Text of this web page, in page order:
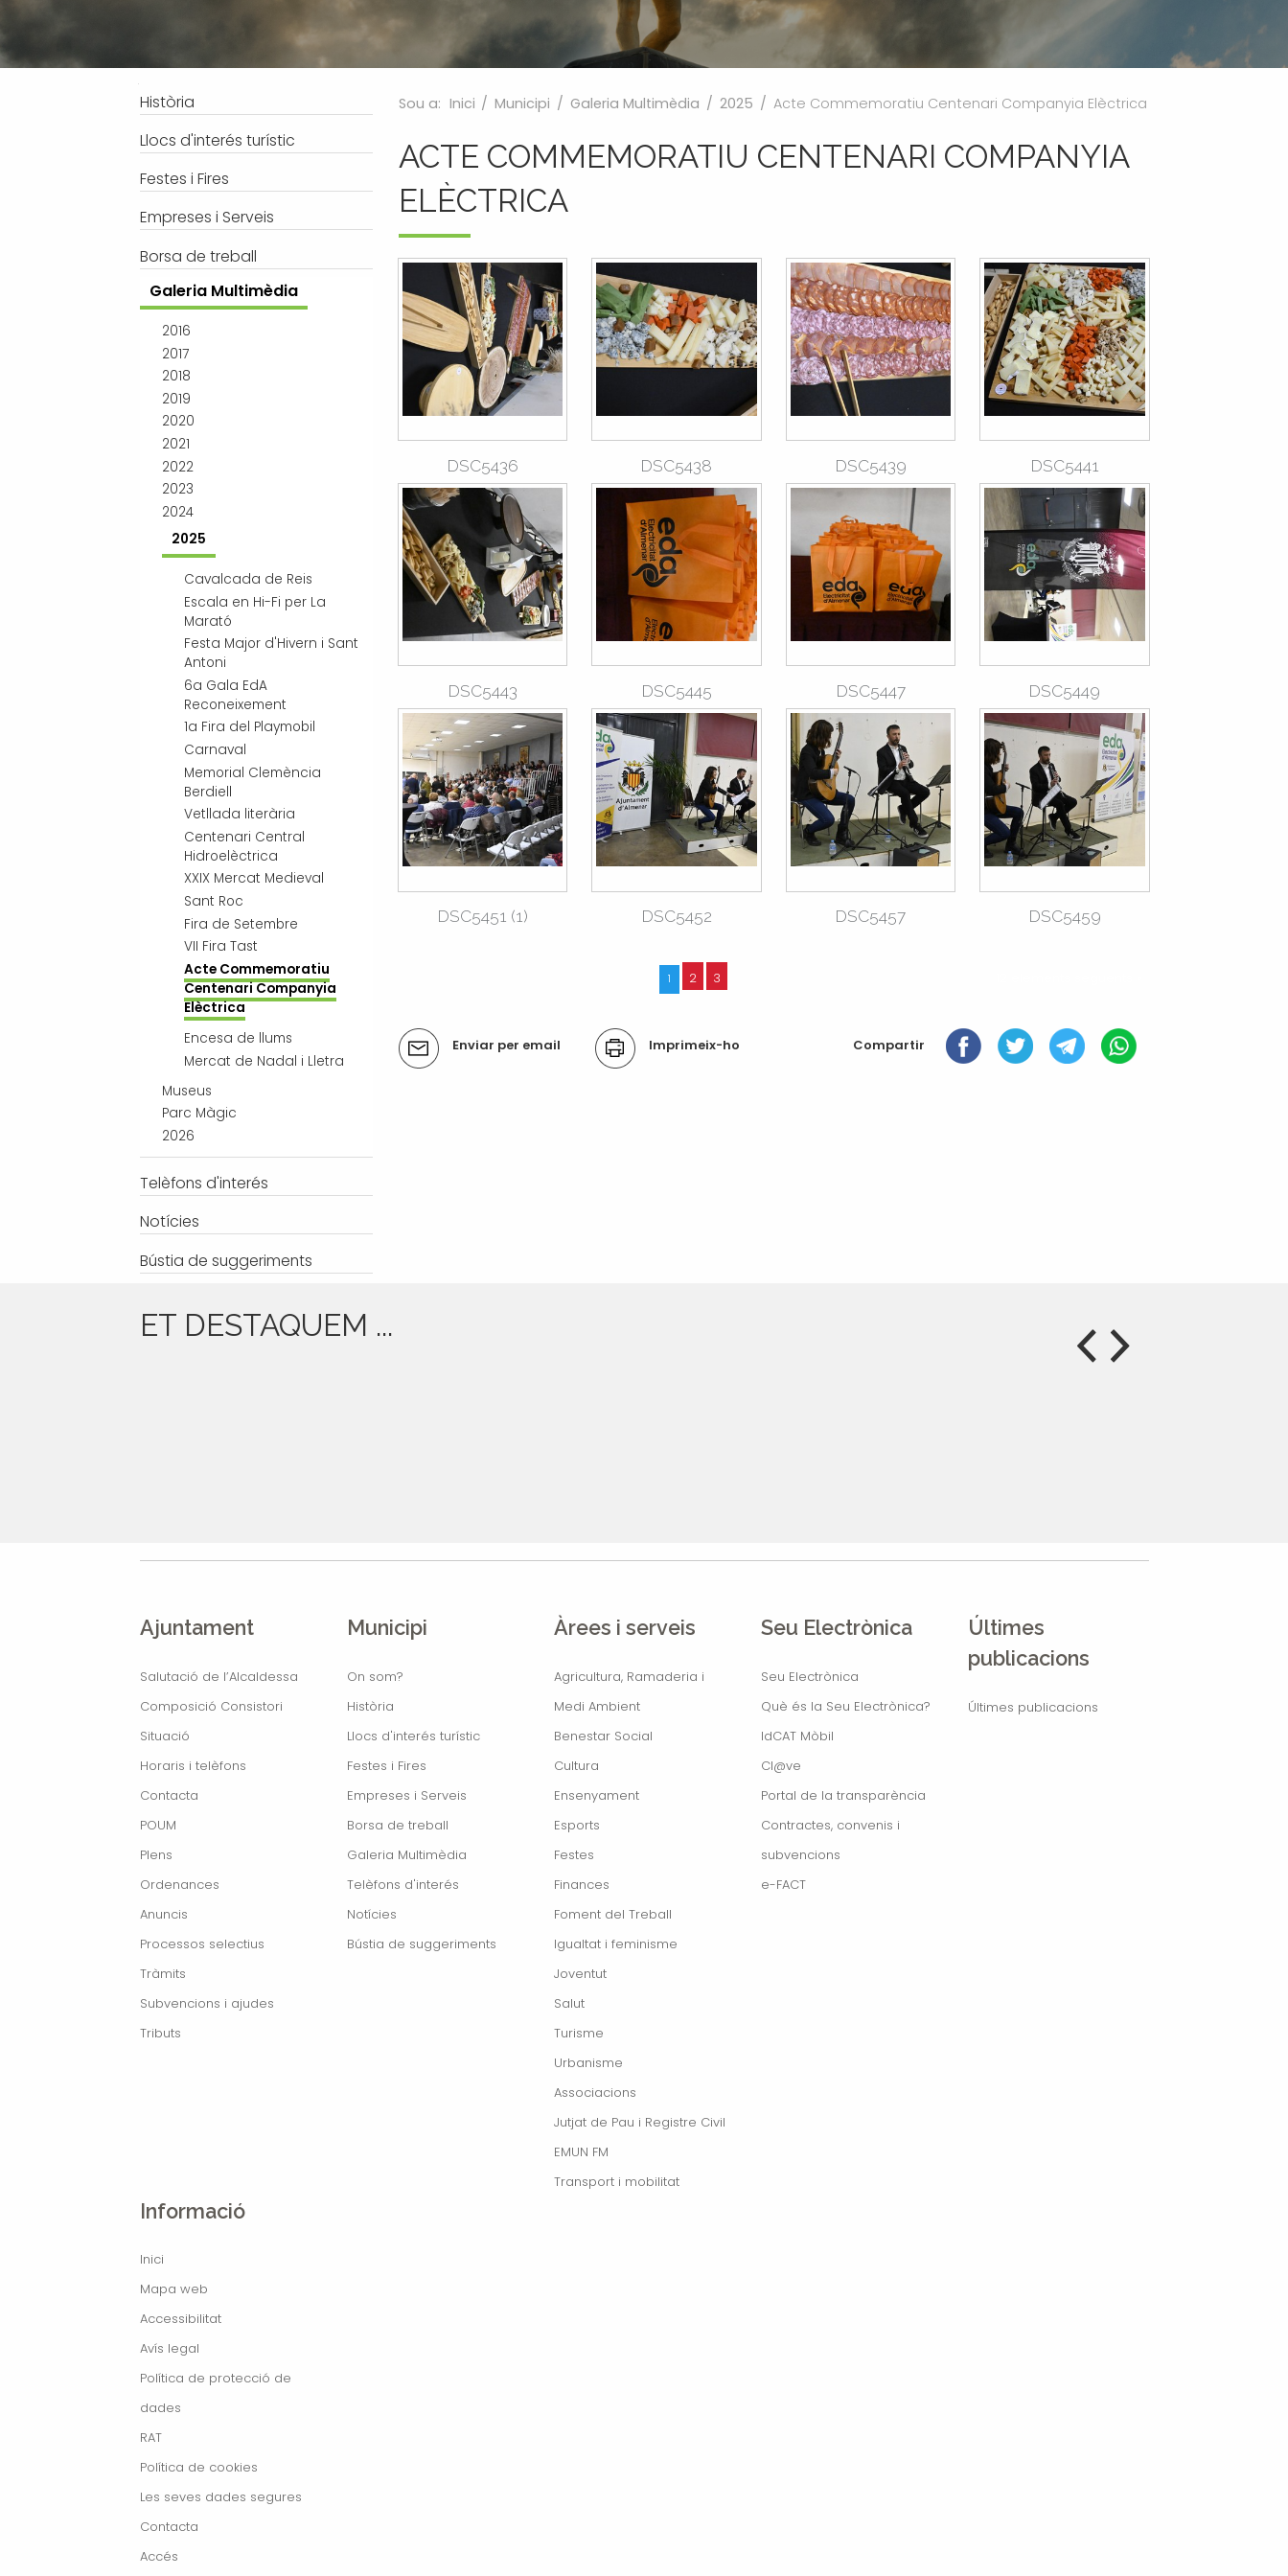
Processos selectius
Bústia de suggeriments
Salut
Jutjat de Pau i Registre Civil
Navegació
Història
Llocs d'interés turístic
Festes i Fires
Empreses i Serveis
Borsa de treball
Galeria Multimèdia
2016
2017
2018
2019
2020
2021
2022
2023
2024
2025
Cavalcada de Reis
Escala en Hi-Fi per La
Marató
Festa Major d'Hivern i Sant
Antoni
6a Gala EdA
Reconeixement
1a Fira del Playmobil
Carnaval
Memorial Clemència
Berdiell
Vetllada literària
Centenari Central
Hidroelèctrica
XXIX Mercat Medieval
Sant Roc
Fira de Setembre
VII Fira Tast
Acte Commemoratiu
Centenari Companyia
Elèctrica
Encesa de llums
Mercat de Nadal i Lletra
Museus
Parc Màgic
2026
Telèfons d'interés
Notícies
Bústia de suggeriments
Sou a: Inici / Municipi / Galeria Multimèdia / 2025 / Acte Commemoratiu Centenari Companyia Elèctrica
ACTE COMMEMORATIU CENTENARI COMPANYIA
ELÈCTRICA
DSC5436 DSC5438 DSC5439 DSC5441
DSC5443 DSC5445 DSC5447 DSC5449
DSC5451 (1) DSC5452 DSC5457 DSC5459
1 2 3
Accions
del
Enviar per email Imprimeix-ho Compartir
ET DESTAQUEM ...
Ajuntament
Salutació de l’Alcaldessa
Composició Consistori
Situació
Horaris i telèfons
Contacta
POUM
Plens
Ordenances
Anuncis
Processos selectius
Tràmits
Subvencions i ajudes
Tributs
Municipi
On som?
Història
Llocs d'interés turístic
Festes i Fires
Empreses i Serveis
Borsa de treball
Galeria Multimèdia
Telèfons d'interés
Notícies
Bústia de suggeriments
Àrees i serveis
Agricultura, Ramaderia i
Medi Ambient
Benestar Social
Cultura
Ensenyament
Esports
Festes
Finances
Foment del Treball
Igualtat i feminisme
Joventut
Salut
Turisme
Urbanisme
Associacions
Jutjat de Pau i Registre Civil
EMUN FM
Transport i mobilitat
Seu Electrònica
Seu Electrònica
Què és la Seu Electrònica?
IdCAT Mòbil
Cl@ve
Portal de la transparència
Contractes, convenis i
subvencions
e-FACT
Últimes
publicacions
Últimes publicacions
Informació
Inici
Mapa web
Accessibilitat
Avís legal
Política de protecció de
dades
RAT
Política de cookies
Les seves dades segures
Contacta
Accés